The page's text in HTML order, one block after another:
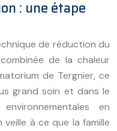
: une étape
de réduction du
de la chaleur
de Tergnier, ce
grand soin et dans le
en
veille à ce que la famille